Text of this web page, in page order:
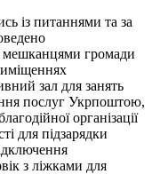
із питаннями та за
мешканцями громади
зал для занять
послуг Укрпоштою,
організації
для підзарядки
з ліжками для